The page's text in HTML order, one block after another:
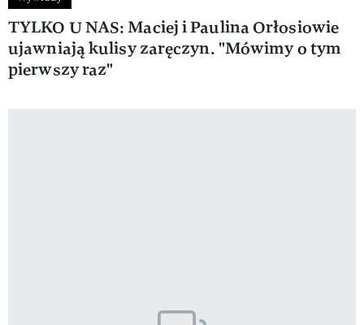
TYLKO U NAS: Maciej i Paulina Orłosiowie
ujawniają kulisy zaręczyn. "Mówimy o tym
pierwszy raz"